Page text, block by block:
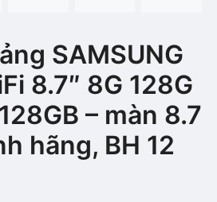
SAMSUNG
8.7″ 8G 128G
– màn 8.7
hãng, BH 12